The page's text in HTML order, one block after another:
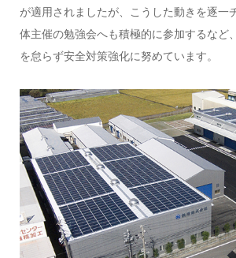
が適用されましたが、こうした動きを逐一
体主催の勉強会へも積極的に参加するなど
を怠らず安全対策強化に努めています。